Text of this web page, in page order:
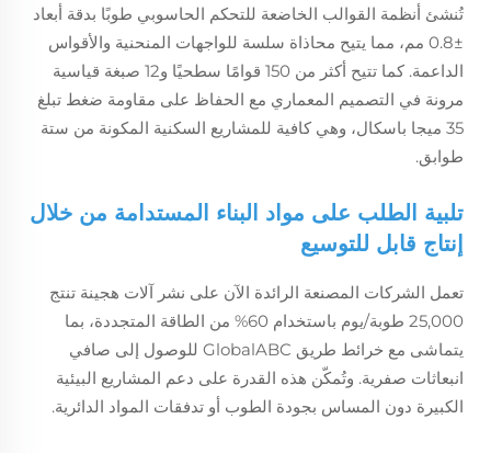
تُنشئ أنظمة القوالب الخاضعة للتحكم الحاسوبي طوبًا بدقة أبعاد
±0.8 مم، مما يتيح محاذاة سلسة للواجهات المنحنية والأقواس
الداعمة. كما تتيح أكثر من 150 قوامًا سطحيًا و12 صبغة قياسية
مرونة في التصميم المعماري مع الحفاظ على مقاومة ضغط تبلغ
35 ميجا باسكال، وهي كافية للمشاريع السكنية المكونة من ستة
طوابق.
تلبية الطلب على مواد البناء المستدامة من خلال
إنتاج قابل للتوسيع
تعمل الشركات المصنعة الرائدة الآن على نشر آلات هجينة تنتج
25,000 طوبة/يوم باستخدام 60% من الطاقة المتجددة، بما
يتماشى مع خرائط طريق GlobalABC للوصول إلى صافي
انبعاثات صفرية. وتُمكّن هذه القدرة على دعم المشاريع البيئية
الكبيرة دون المساس بجودة الطوب أو تدفقات المواد الدائرية.